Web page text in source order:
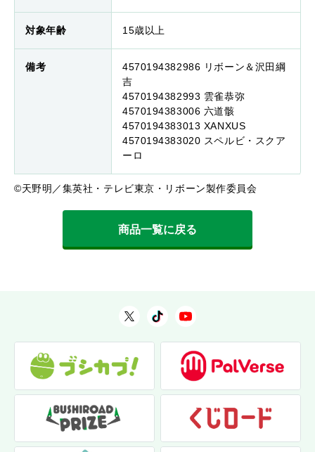
対象年齢 15歳以上
備考
4570194382986 リボーン＆沢田綱
吉
4570194382993 雲雀恭弥
4570194383006 六道骸
4570194383013 XANXUS
4570194383020 スペルビ・スクア
ーロ
©天野明／集英社・テレビ東京・リボーン製作委員会
商品一覧に戻る